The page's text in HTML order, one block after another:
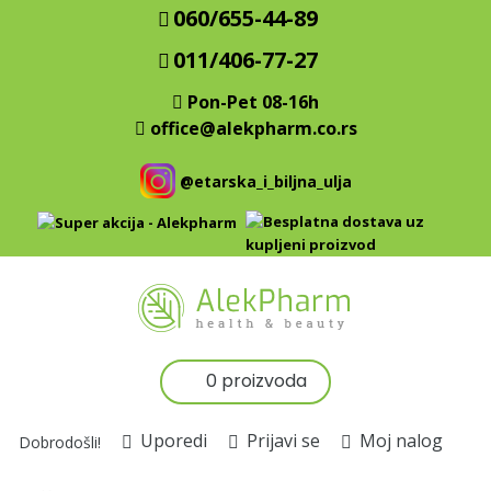
060/655-44-89
011/406-77-27
Pon-Pet 08-16h
office@alekpharm.co.rs
@etarska_i_biljna_ulja
0 proizvoda
Dobrodošli! Uporedi Prijavi se Moj nalog